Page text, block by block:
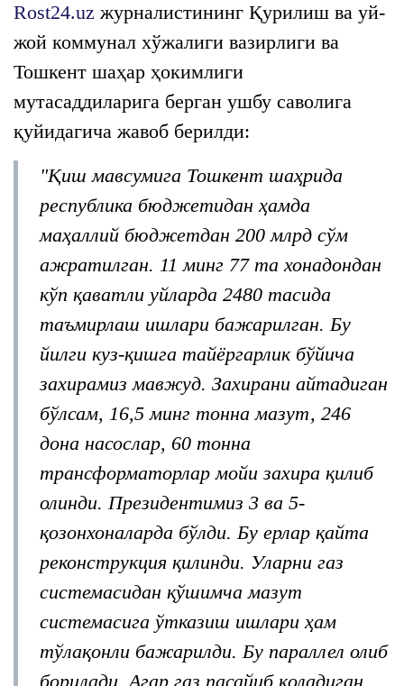
Rost24.uz журналистининг Қурилиш ва уй-
жой коммунал хўжалиги вазирлиги ва
Тошкент шаҳар ҳокимлиги
мутасаддиларига берган ушбу саволига
қуйидагича жавоб берилди:
"Қиш мавсумига Тошкент шаҳрида
республика бюджетидан ҳамда
маҳаллий бюджетдан 200 млрд сўм
ажратилган. 11 минг 77 та хонадондан
кўп қаватли уйларда 2480 тасида
таъмирлаш ишлари бажарилган. Бу
йилги куз-қишга тайёргарлик бўйича
захирамиз мавжуд. Захирани айтадиган
бўлсам, 16,5 минг тонна мазут, 246
дона насослар, 60 тонна
трансформаторлар мойи захира қилиб
олинди. Президентимиз 3 ва 5-
қозонхоналарда бўлди. Бу ерлар қайта
реконструкция қилинди. Уларни газ
системасидан қўшимча мазут
системасига ўтказиш ишлари ҳам
тўлақонли бажарилди. Бу параллел олиб
борилади. Агар газ пасайиб қоладиган